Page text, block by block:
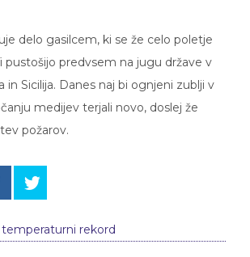
delo gasilcem, ki se že celo poletje
pustošijo predvsem na jugu države v
in Sicilija. Danes naj bi ognjeni zublji v
medijev terjali novo, doslej že
požarov.
temperaturni rekord